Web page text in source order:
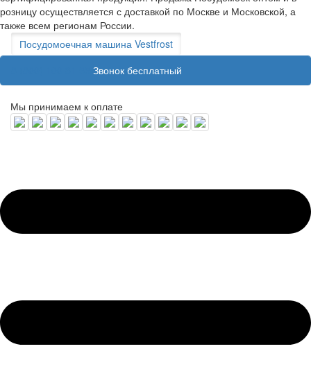
розницу осуществляется с доставкой по Москве и Московской, а
также всем регионам России.
Посудомоечная машина Vestfrost
Звонок бесплатный
Мы принимаем к оплате